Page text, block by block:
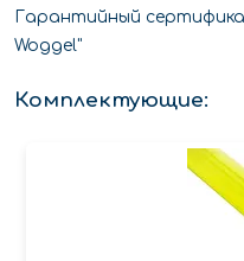
Гарантийный
Woggel"
Комплектующие: